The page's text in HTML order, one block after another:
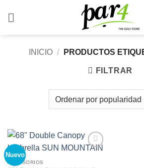
INICIO / PRODUCTOS
FILTRAR
Nuevo
ACCESORIOS